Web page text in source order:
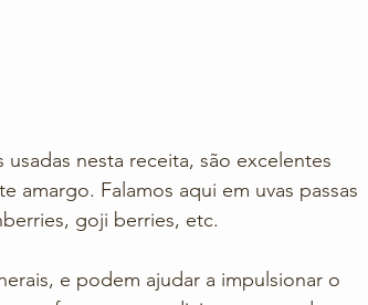
usadas nesta receita, são excelentes
amargo. Falamos aqui em uvas passas
goji berries, etc.
e podem ajudar a impulsionar o